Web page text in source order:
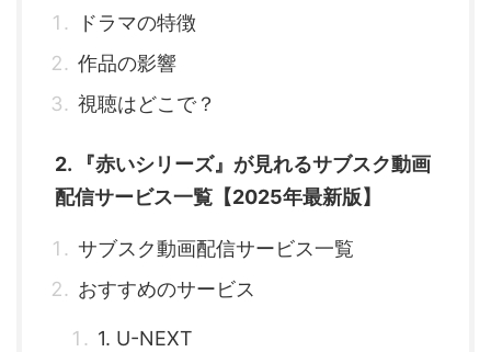
ドラマの特徴
作品の影響
視聴はどこで？
2. 『赤いシリーズ』が見れるサブスク動画
配信サービス一覧【2025年最新版】
サブスク動画配信サービス一覧
おすすめのサービス
1. U-NEXT